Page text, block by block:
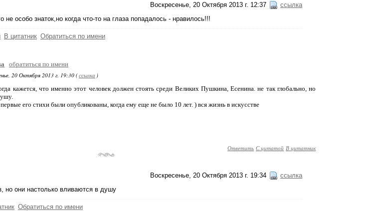
Воскресенье, 20 Октября 2013 г. 12:37 ссылка
не особо знаток,но когда что-то на глаза попадалось - нравилось!!!
В цитатник Обратиться по имени
обратиться по имени
20 Октября 2013 г. 19:30 (ссылка )
кажется, что именно этот человек должен стоять среди Великих Пушкина, Есенина. не так глобально, но
первые его стихи были опубликованы, когда ему еще не было 10 лет. ) вся жизнь в искусстве
Ответить С цитатой В цитатник
Воскресенье, 20 Октября 2013 г. 19:34 ссылка
но они настолько вливаются в душу
Обратиться по имени